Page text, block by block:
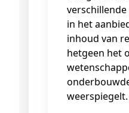
in het
inhoud van
hetgeen het
weerspiegelt.